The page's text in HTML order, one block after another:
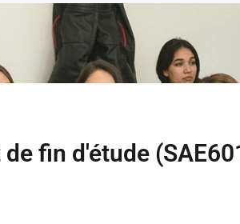
fin d'étude